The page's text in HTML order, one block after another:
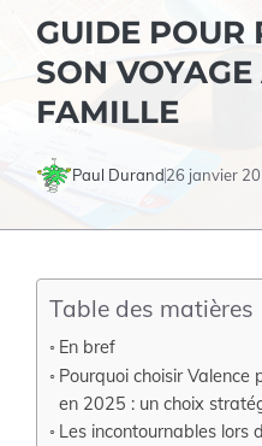
GUIDE POUR
SON
FAMILLE
Paul Durand26 janvier
Table des matières
En bref
Pourquoi choisir
en 2025 : un choix
Les incontournables lors